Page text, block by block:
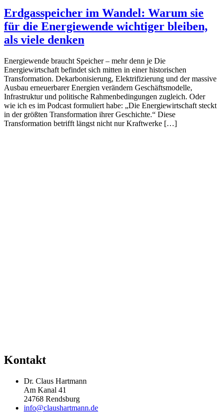
Erdgasspeicher im Wandel: Warum sie
für die Energiewende wichtiger bleiben,
als viele denken
Energiewende braucht Speicher – mehr denn je Die
Energiewirtschaft befindet sich mitten in einer historischen
Transformation. Dekarbonisierung, Elektrifizierung und der massive
Ausbau erneuerbarer Energien verändern Geschäftsmodelle,
Infrastruktur und politische Rahmenbedingungen zugleich. Oder
wie ich es im Podcast formuliert habe: „Die Energiewirtschaft steckt
in der größten Transformation ihrer Geschichte.“ Diese
Transformation betrifft längst nicht nur Kraftwerke […]
Kontakt
Dr. Claus Hartmann
Am Kanal 41
24768 Rendsburg
info@claushartmann.de